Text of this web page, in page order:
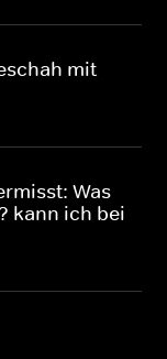
mit
Was
kann ich bei